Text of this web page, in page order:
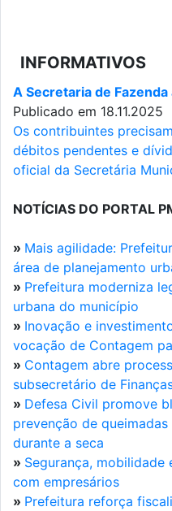
INFORMATIVOS
A Secretaria de
Publicado em 18.11.2025
Os contribuintes
débitos pendentes e
oficial da Secretária
NOTÍCIAS DO PORTAL
» Mais agilidade:
área de planejamento
» Prefeitura moderniza
urbana do município
» Inovação e
vocação de Contagem
» Contagem abre
subsecretário de
» Defesa Civil promove
prevenção de
durante a seca
» Segurança,
com empresários
» Prefeitura reforça